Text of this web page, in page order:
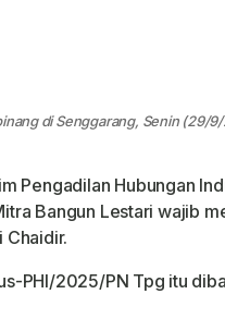
di Senggarang, Senin (29/
Pengadilan Hubungan
Bangun Lestari wajib
Chaidir.
PHI/2025/PN Tpg itu